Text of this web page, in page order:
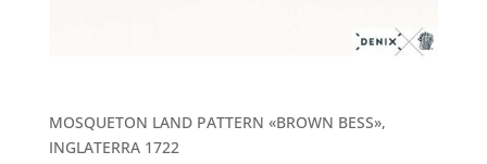
MOSQUETON LAND PATTERN «BROWN BESS»,
INGLATERRA 1722